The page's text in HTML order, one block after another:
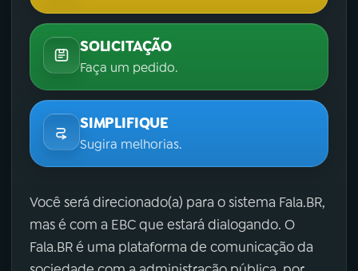
SOLICITAÇÃO
Faça um pedido.
SIMPLIFIQUE
Sugira melhorias.
Você será direcionado(a) para o sistema Fala.BR,
mas é com a EBC que estará dialogando. O
Fala.BR é uma plataforma de comunicação da